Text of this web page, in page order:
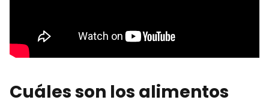
Cuáles son los alimentos